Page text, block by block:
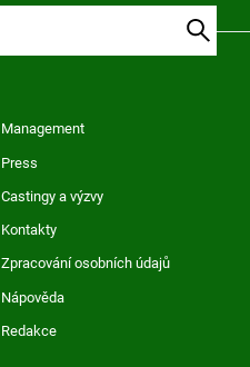
Management
Press
Castingy a výzvy
Kontakty
Zpracování osobních údajů
Nápověda
Redakce